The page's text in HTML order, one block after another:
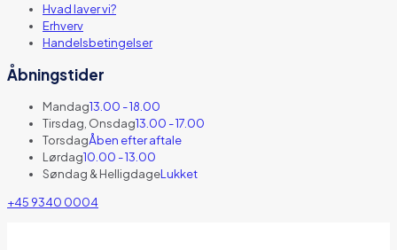
Hvad laver vi?
Erhverv
Handelsbetingelser
Åbningstider
Mandag13.00 - 18.00
Tirsdag, Onsdag13.00 - 17.00
TorsdagÅben efter aftale
Lørdag10.00 - 13.00
Søndag & HelligdageLukket
+45 9340 0004